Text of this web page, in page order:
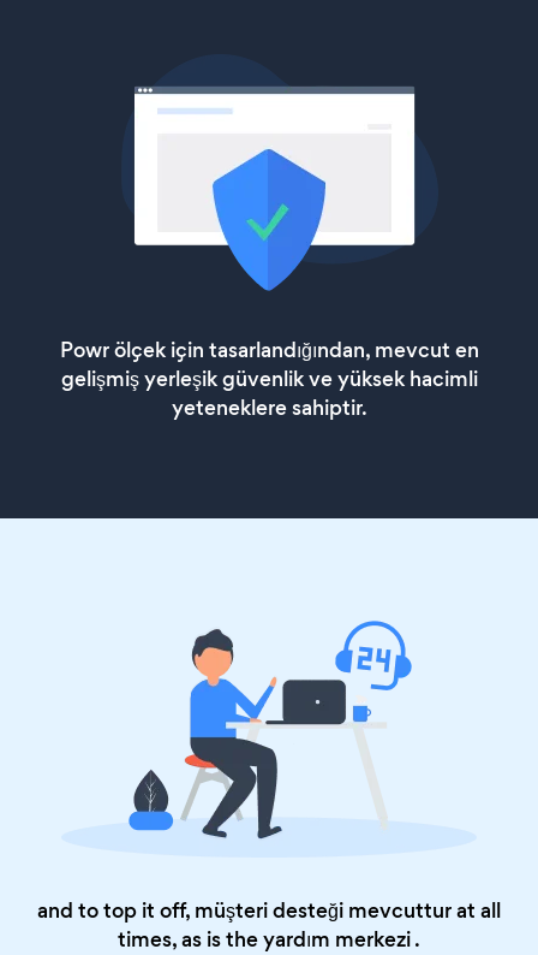
Powr ölçek için tasarlandığından, mevcut en
gelişmiş yerleşik güvenlik ve yüksek hacimli
yeteneklere sahiptir.
and to top it off, müşteri desteği mevcuttur at all
times, as is theyardım merkezi.